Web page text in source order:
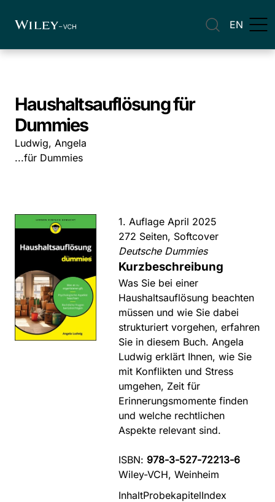
EN
Haushaltsauflösung für
Dummies
Ludwig, Angela
...für Dummies
1. Auflage April 2025
272 Seiten, Softcover
Deutsche Dummies
Kurzbeschreibung
Was Sie bei einer
Haushaltsauflösung beachten
müssen und wie Sie dabei
strukturiert vorgehen, erfahren
Sie in diesem Buch. Angela
Ludwig erklärt Ihnen, wie Sie
mit Konflikten und Stress
umgehen, Zeit für
Erinnerungsmomente finden
und welche rechtlichen
Aspekte relevant sind.
ISBN: 978-3-527-72213-6
Wiley-VCH, Weinheim
InhaltProbekapitelIndex